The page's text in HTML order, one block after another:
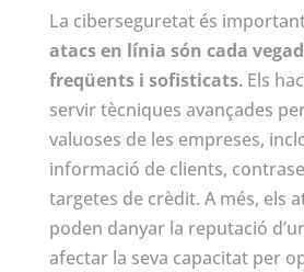
La ciberseguretat és
atacs en línia són cada
freqüents i sofisticats. Els
servir tècniques avançades
valuoses de les empreses,
informació de clients,
targetes de crèdit. A més, els
poden danyar la reputació
afectar la seva capacitat per